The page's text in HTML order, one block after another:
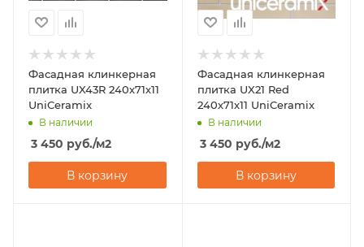
Фасадная клинкерная
плитка UX43R 240х71х11
UniCeramix
В наличии
3 450 руб./м2
В корзину
Фасадная клинкерная
плитка UX21 Red
240х71х11 UniCeramix
В наличии
3 450 руб./м2
В корзину